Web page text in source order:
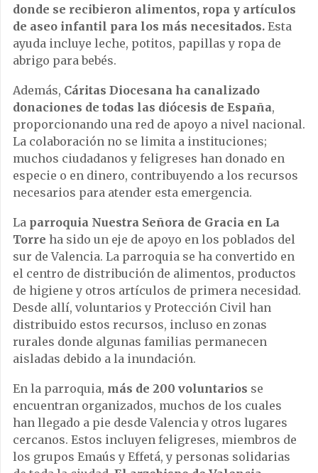
donde se recibieron alimentos, ropa y artículos
de aseo infantil para los más necesitados. Esta
ayuda incluye leche, potitos, papillas y ropa de
abrigo para bebés.
Además, Cáritas Diocesana ha canalizado
donaciones de todas las diócesis de España,
proporcionando una red de apoyo a nivel nacional.
La colaboración no se limita a instituciones;
muchos ciudadanos y feligreses han donado en
especie o en dinero, contribuyendo a los recursos
necesarios para atender esta emergencia.
La parroquia Nuestra Señora de Gracia en La
Torre ha sido un eje de apoyo en los poblados del
sur de Valencia. La parroquia se ha convertido en
el centro de distribución de alimentos, productos
de higiene y otros artículos de primera necesidad.
Desde allí, voluntarios y Protección Civil han
distribuido estos recursos, incluso en zonas
rurales donde algunas familias permanecen
aisladas debido a la inundación.
En la parroquia, más de 200 voluntarios se
encuentran organizados, muchos de los cuales
han llegado a pie desde Valencia y otros lugares
cercanos. Estos incluyen feligreses, miembros de
los grupos Emaús y Effetá, y personas solidarias